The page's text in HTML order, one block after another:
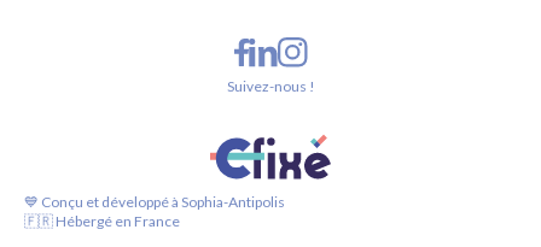
💙 Conçu et développé à Sophia-Antipolis
🇫🇷 Hébergé en France
Suivez-nous !